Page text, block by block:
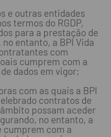
e outras entidades
termos do RGDP,
para a prestação de
entanto, a BPI Vida
com
cumprem com a
dados em vigor;
com as quais a BPI
contratos de
possam aceder
no entanto, a
cumprem com a